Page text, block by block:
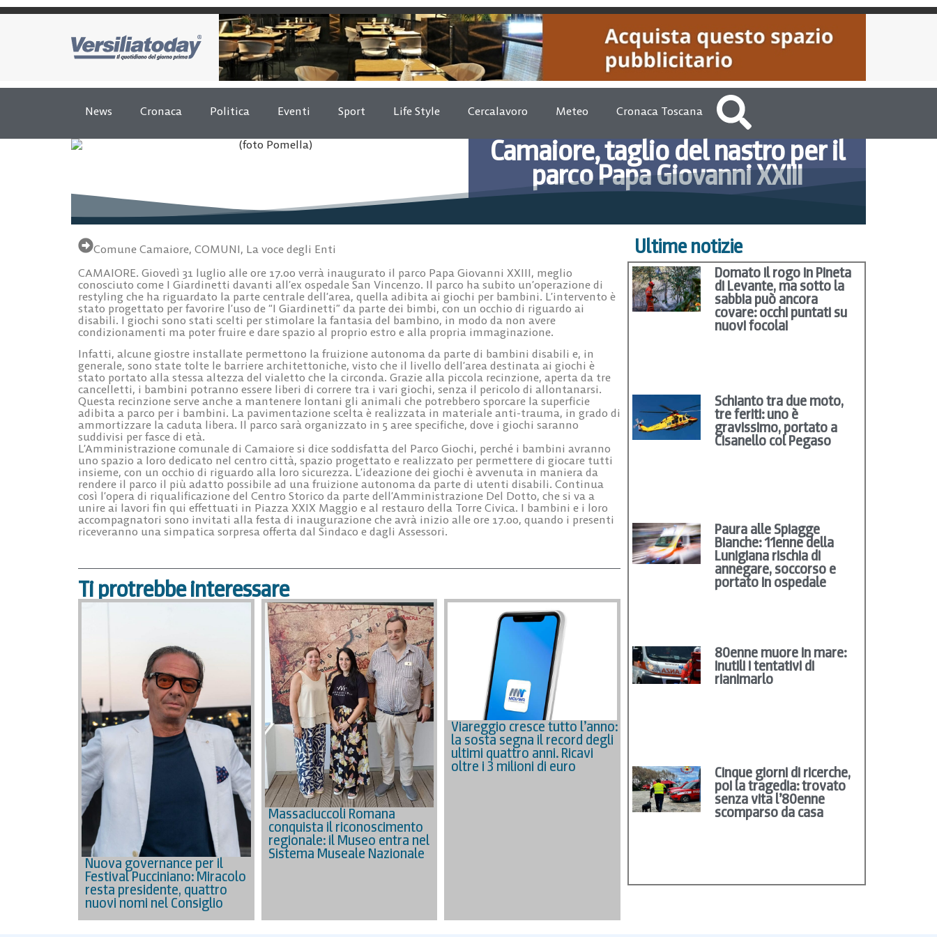
News Cronaca Politica Eventi Sport Life Style Cercalavoro Meteo Cronaca Toscana
Camaiore, taglio del nastro per il
parco Papa Giovanni XXIII
Comune Camaiore, COMUNI, La voce degli Enti
CAMAIORE. Giovedì 31 luglio alle ore 17.00 verrà inaugurato il parco Papa Giovanni XXIII, meglio
conosciuto come I Giardinetti davanti all’ex ospedale San Vincenzo. Il parco ha subito un’operazione di
restyling che ha riguardato la parte centrale dell’area, quella adibita ai giochi per bambini. L’intervento è
stato progettato per favorire l’uso de “I Giardinetti” da parte dei bimbi, con un occhio di riguardo ai
disabili. I giochi sono stati scelti per stimolare la fantasia del bambino, in modo da non avere
condizionamenti ma poter fruire e dare spazio al proprio estro e alla propria immaginazione.
Infatti, alcune giostre installate permettono la fruizione autonoma da parte di bambini disabili e, in
generale, sono state tolte le barriere architettoniche, visto che il livello dell’area destinata ai giochi è
stato portato alla stessa altezza del vialetto che la circonda. Grazie alla piccola recinzione, aperta da tre
cancelletti, i bambini potranno essere liberi di correre tra i vari giochi, senza il pericolo di allontanarsi.
Questa recinzione serve anche a mantenere lontani gli animali che potrebbero sporcare la superficie
adibita a parco per i bambini. La pavimentazione scelta è realizzata in materiale anti-trauma, in grado di
ammortizzare la caduta libera. Il parco sarà organizzato in 5 aree specifiche, dove i giochi saranno
suddivisi per fasce di età.
L’Amministrazione comunale di Camaiore si dice soddisfatta del Parco Giochi, perché i bambini avranno
uno spazio a loro dedicato nel centro città, spazio progettato e realizzato per permettere di giocare tutti
insieme, con un occhio di riguardo alla loro sicurezza. L’ideazione dei giochi è avvenuta in maniera da
rendere il parco il più adatto possibile ad una fruizione autonoma da parte di utenti disabili. Continua
così l’opera di riqualificazione del Centro Storico da parte dell’Amministrazione Del Dotto, che si va a
unire ai lavori fin qui effettuati in Piazza XXIX Maggio e al restauro della Torre Civica. I bambini e i loro
accompagnatori sono invitati alla festa di inaugurazione che avrà inizio alle ore 17.00, quando i presenti
riceveranno una simpatica sorpresa offerta dal Sindaco e dagli Assessori.
Ti protrebbe interessare
Nuova governance per il
Festival Pucciniano: Miracolo
resta presidente, quattro
nuovi nomi nel Consiglio
Massaciuccoli Romana
conquista il riconoscimento
regionale: il Museo entra nel
Sistema Museale Nazionale
Viareggio cresce tutto l’anno:
la sosta segna il record degli
ultimi quattro anni. Ricavi
oltre i 3 milioni di euro
Ultime notizie
Domato il rogo in Pineta
di Levante, ma sotto la
sabbia può ancora
covare: occhi puntati su
nuovi focolai
Schianto tra due moto,
tre feriti: uno è
gravissimo, portato a
Cisanello col Pegaso
Paura alle Spiagge
Bianche: 11enne della
Lunigiana rischia di
annegare, soccorso e
portato in ospedale
80enne muore in mare:
inutili i tentativi di
rianimarlo
Cinque giorni di ricerche,
poi la tragedia: trovato
senza vita l’80enne
scomparso da casa